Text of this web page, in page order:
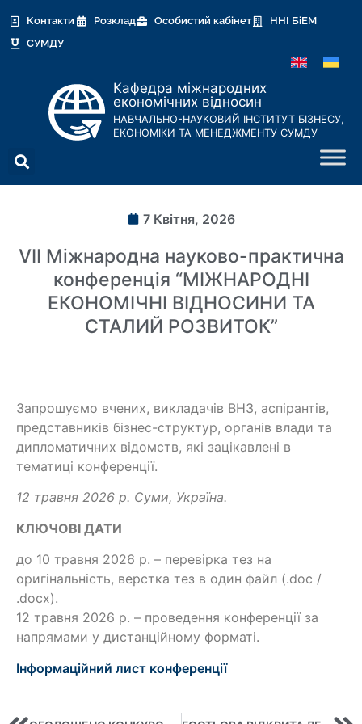
Контакти Розклад Особистий кабінет
ННІ БіЕМ
СУМДУ
Кафедра міжнародних
економічних відносин
НАВЧАЛЬНО-НАУКОВИЙ ІНСТИТУТ БІЗНЕСУ,
ЕКОНОМІКИ ТА МЕНЕДЖМЕНТУ СУМДУ
7 Квітня, 2026
VII Міжнародна науково-практична
конференція “МІЖНАРОДНІ
ЕКОНОМІЧНІ ВІДНОСИНИ ТА
СТАЛИЙ РОЗВИТОК”
Запрошуємо вчених, викладачів ВНЗ, аспірантів,
представників бізнес-структур, органів влади та
дипломатичних відомств, які зацікавлені в
тематиці конференції.
12 травня 2026 р. Суми, Україна.
КЛЮЧОВІ ДАТИ
до 10 травня 2026 р. – перевірка тез на
оригінальність, верстка тез в один файл (.doc /
.docx).
12 травня 2026 р. – проведення конференції за
напрямами у дистанційному форматі.
Інформаційний лист конференції